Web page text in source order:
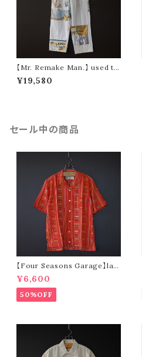
【Mr. Remake Man.】 used ta
pestry remake pants ④ (siz
e M)
¥19,580
セール中の商品
【Four Seasons Garage】lad
der stripe open collar s/s s
hirt (orange)
¥6,600
50%OFF